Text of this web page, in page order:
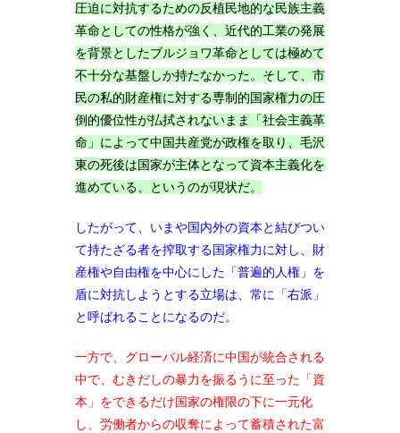
圧迫に対抗するための反植民地的な民族主義
革命としての性格が強く、近代的工業の発展
を背景としたブルジョワ革命としては極めて
不十分な基盤しか持たなかった。そして、市
民の私的財産権に対する専制的国家権力の圧
倒的優位性が払拭されないまま「社会主義革
命」によって中国共産党が政権を取り、毛沢
東の死後は国家が主体となって資本主義化を
進めている、というのが現状だ。
したがって、いまや国内外の資本と結びつい
て持たざる者を搾取する国家権力に対し、財
産権や自由権を中心にした「普遍的人権」を
盾に対抗しようとする立場は、常に「右派」
と呼ばれることになるのだ。
一方で、グローバル経済に中国が統合される
中で、むきだしの暴力を振るうに至った「資
本」をできるだけ国家の権限の下に一元化
し、労働者からの収奪によって蓄積された富